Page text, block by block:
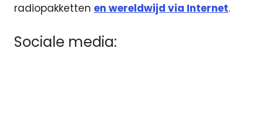
radiopakketten en wereldwijd via Internet.
Sociale media: